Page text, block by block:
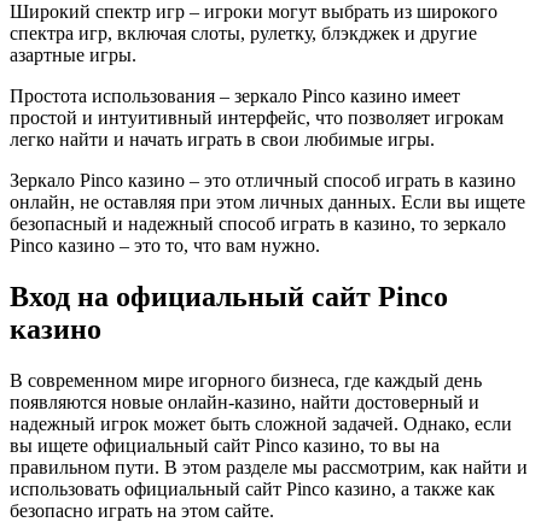
Широкий спектр игр – игроки могут выбрать из широкого
спектра игр, включая слоты, рулетку, блэкджек и другие
азартные игры.
Простота использования – зеркало Pinco казино имеет
простой и интуитивный интерфейс, что позволяет игрокам
легко найти и начать играть в свои любимые игры.
Зеркало Pinco казино – это отличный способ играть в казино
онлайн, не оставляя при этом личных данных. Если вы ищете
безопасный и надежный способ играть в казино, то зеркало
Pinco казино – это то, что вам нужно.
Вход на официальный сайт Pinco
казино
В современном мире игорного бизнеса, где каждый день
появляются новые онлайн-казино, найти достоверный и
надежный игрок может быть сложной задачей. Однако, если
вы ищете официальный сайт Pinco казино, то вы на
правильном пути. В этом разделе мы рассмотрим, как найти и
использовать официальный сайт Pinco казино, а также как
безопасно играть на этом сайте.